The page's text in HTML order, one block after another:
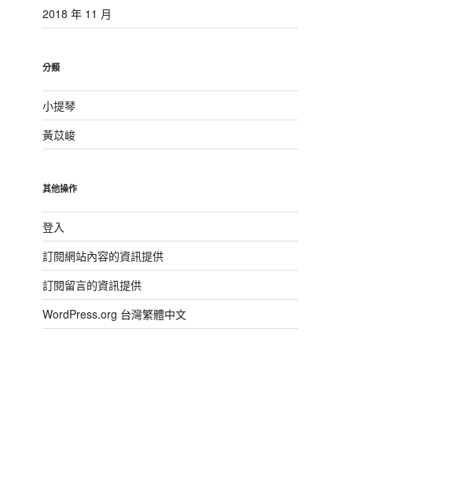
2018 年 11 月
分類
小提琴
黃苡峻
其他操作
登入
訂閱網站內容的資訊提供
訂閱留言的資訊提供
WordPress.org 台灣繁體中文